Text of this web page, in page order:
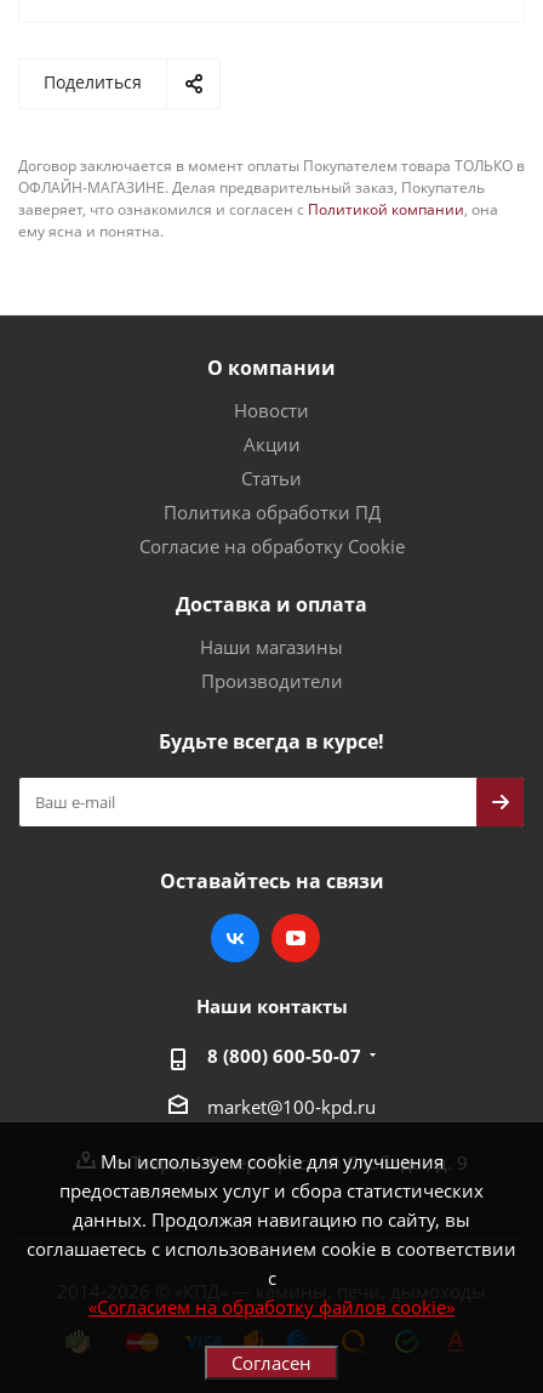
Мы используем cookie для улучшения
предоставляемых услуг и сбора статистических
данных. Продолжая навигацию по сайту, вы
соглашаетесь с использованием cookie в соответствии
с
«Согласием на обработку файлов cookie»
Согласен
Поделиться
Договор заключается в момент оплаты Покупателем товара ТОЛЬКО в
ОФЛАЙН-МАГАЗИНЕ. Делая предварительный заказ, Покупатель
заверяет, что ознакомился и согласен с Политикой компании, она
ему ясна и понятна.
О компании
Новости
Акции
Статьи
Политика обработки ПД
Согласие на обработку Cookie
Доставка и оплата
Наши магазины
Производители
Будьте всегда в курсе!
Оставайтесь на связи
Наши контакты
8 (800) 600-50-07
market@100-kpd.ru
г. Тверь, 4-й пер. Красной Слободы, д. 9
2014-2026 © «КПД» — камины, печи, дымоходы